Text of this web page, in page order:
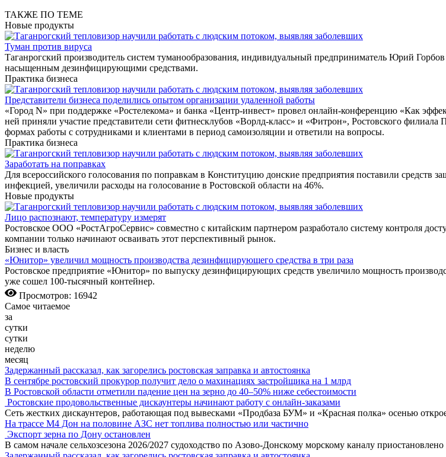
ТАКЖЕ ПО ТЕМЕ
Новые продукты
Туман против вируса
Таганрогский производитель систем туманообразования, индивидуальный предприниматель Юрий
насыщенным дезинфицирующими средствами.
Практика бизнеса
Представители бизнеса поделились опытом организации удаленной работы
«Город N» при поддержке «Ростелекома» и банка «Центр-инвест» провел онлайн-конференцию «Как
ней приняли участие представители сети фитнесклубов «Ворлд-класс» и «Фитрон», Ростовского
формах работы с сотрудниками и клиентами в период самоизоляции и ответили на вопросы.
Практика бизнеса
Заработать на поправках
Для всероссийского голосования по поправкам в Конституцию донские предприятия поставили средств
инфекцией, увеличили расходы на голосование в Ростовской области на 46%.
Новые продукты
Лицо распознают, температуру измерят
Ростовское ООО «РостАгроСервис» совместно с китайским партнером разработало систему контроля
компании только начинают осваивать этот перспективный рынок.
Бизнес и власть
«Юнитор» увеличил мощность производства дезинфицирующего средства в три раза
Ростовское предприятие «Юнитор» по выпуску дезинфицирующих средств увеличило мощность
уже сошел 100-тысячный контейнер.
Просмотров: 16942
Самое читаемое
за
сутки
сутки
неделю
месяц
Задержанный рассказал, как загорелись ростовская заправка и автостоянка
В сентябре ростовский прокурор получит дело о махинациях застройщика на 1 млрд
В Ростовской области отметили падение цен на зерно до 40–50% ниже себестоимости
Ростовские продовольственные дискаунтеры начинают работу с онлайн-заказами
Сеть жестких дискаунтеров, работающая под вывесками «Продбаза БУМ» и «Красная полка» осенью
На трассе М4 Дон на половине АЗС нет топлива полностью или частично
Экспорт зерна по Дону остановлен
В самом начале сельхозсезона 2026/2027 судоходство по Азово-Донскому морскому каналу приостановлено